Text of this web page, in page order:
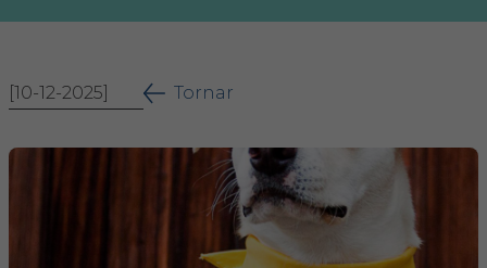
Borsa de treball
[10-12-2025] Tornar